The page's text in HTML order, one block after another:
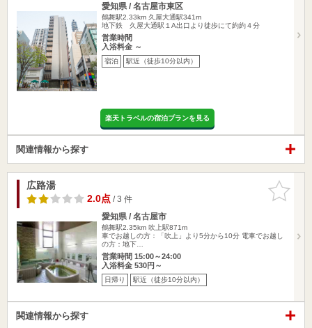
愛知県 / 名古屋市東区
鶴舞駅2.33km 久屋大通駅341m
地下鉄 久屋大通駅１A出口より徒歩にて約約４分
営業時間
入浴料金 ～
宿泊 駅近（徒歩10分以内）
楽天トラベルの宿泊プランを見る
関連情報から探す
お気に入
りに追加
広路湯
2.0点/ 3 件
愛知県 / 名古屋市
鶴舞駅2.35km 吹上駅871m
車でお越しの方：「吹上」より5分から10分 電車でお越し
の方：地下…
営業時間 15:00～24:00
入浴料金 530円～
日帰り 駅近（徒歩10分以内）
関連情報から探す